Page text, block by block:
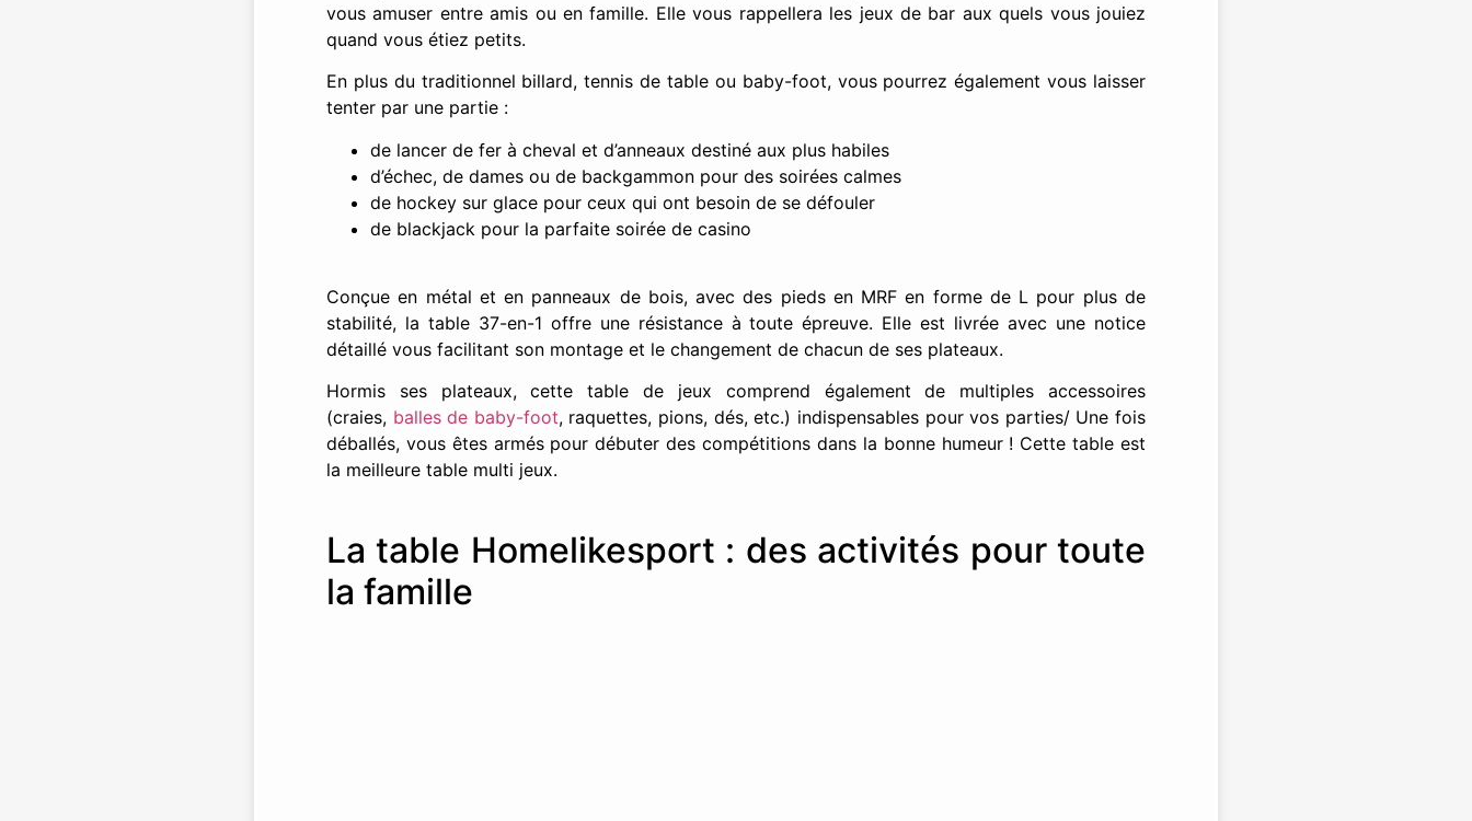
vous amuser entre amis ou en famille. Elle vous rappellera les jeux de bar aux quels vous jouiez
quand vous étiez petits.
En plus du traditionnel billard, tennis de table ou baby-foot, vous pourrez également vous laisser
tenter par une partie :
de lancer de fer à cheval et d’anneaux destiné aux plus habiles
d’échec, de dames ou de backgammon pour des soirées calmes
de hockey sur glace pour ceux qui ont besoin de se défouler
de blackjack pour la parfaite soirée de casino
Conçue en métal et en panneaux de bois, avec des pieds en MRF en forme de L pour plus de
stabilité, la table 37-en-1 offre une résistance à toute épreuve. Elle est livrée avec une notice
détaillé vous facilitant son montage et le changement de chacun de ses plateaux.
Hormis ses plateaux, cette table de jeux comprend également de multiples accessoires
(craies, balles de baby-foot, raquettes, pions, dés, etc.) indispensables pour vos parties/ Une fois
déballés, vous êtes armés pour débuter des compétitions dans la bonne humeur ! Cette table est
la meilleure table multi jeux.
La table Homelikesport : des activités pour toute
la famille